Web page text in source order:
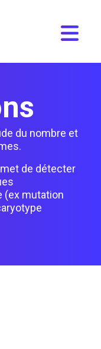
(37
du nombre et
de détecter
(ex mutation